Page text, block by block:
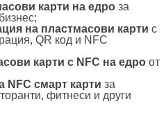
карти на едро за
на пластмасови карти с
QR код и NFC
карти с NFC на едро от
NFC смарт карти за
фитнеси и други